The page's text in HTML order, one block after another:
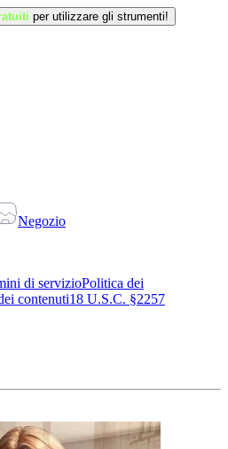
per utilizzare gli strumenti!
Negozio
di servizioPolitica dei
contenuti18 U.S.C. §2257